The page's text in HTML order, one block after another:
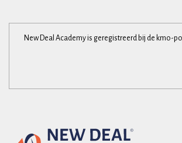
New Deal Academy is geregistreerd bij de kmo-